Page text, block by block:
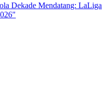
Dekade Mendatang: LaLiga